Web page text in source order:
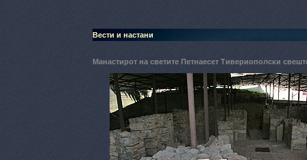
Вести и настани
Манастирот на светите Петнаесет Тивериополски